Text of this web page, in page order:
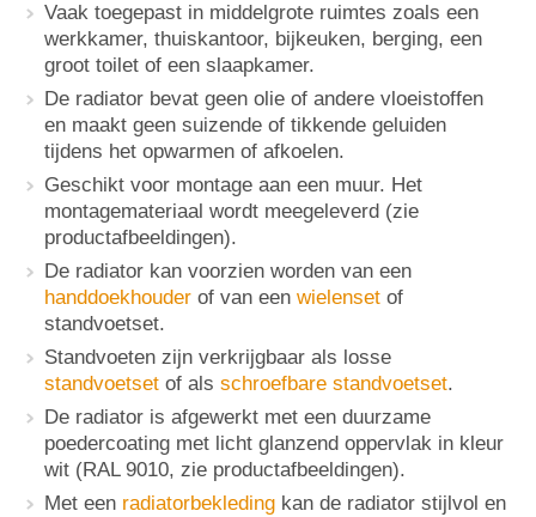
Vaak toegepast in middelgrote ruimtes zoals een
werkkamer, thuiskantoor, bijkeuken, berging, een
groot toilet of een slaapkamer.
De radiator bevat geen olie of andere vloeistoffen
en maakt geen suizende of tikkende geluiden
tijdens het opwarmen of afkoelen.
Geschikt voor montage aan een muur. Het
montagemateriaal wordt meegeleverd (zie
productafbeeldingen).
De radiator kan voorzien worden van een
handdoekhouder of van een wielenset of
standvoetset.
Standvoeten zijn verkrijgbaar als losse
standvoetset of als schroefbare standvoetset.
De radiator is afgewerkt met een duurzame
poedercoating met licht glanzend oppervlak in kleur
wit (RAL 9010, zie productafbeeldingen).
Met een radiatorbekleding kan de radiator stijlvol en